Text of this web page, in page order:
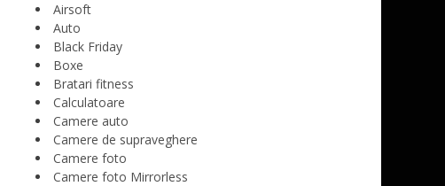
Airsoft
Auto
Black Friday
Boxe
Bratari fitness
Calculatoare
Camere auto
Camere de supraveghere
Camere foto
Camere foto Mirrorless